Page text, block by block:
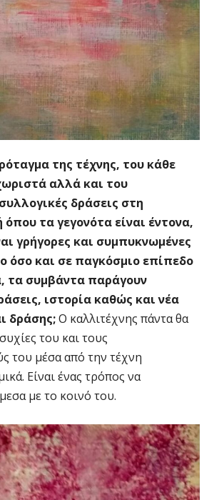
της τέχνης, του κάθε
αλλά και του
δράσεις στη
όπου τα γεγονότα είναι έντονα,
γρήγορες και συμπυκνωμένες
όσο και σε παγκόσμιο επίπεδο
τα συμβάντα παράγουν
ιστορία καθώς και νέα
δράσης;Ο καλλιτέχνης πάντα θα
του και τους
του μέσα από την τέχνη
Είναι ένας τρόπος να
με το κοινό του.